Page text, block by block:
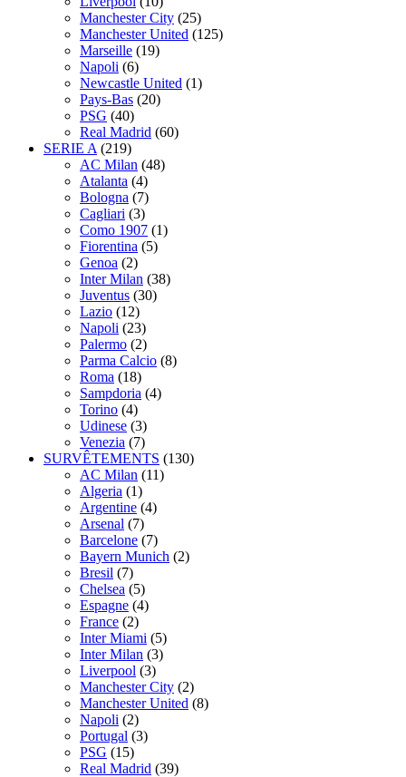
Manchester City (25)
Manchester United (125)
Marseille (19)
Napoli (6)
Newcastle United (1)
Pays-Bas (20)
PSG (40)
Real Madrid (60)
SERIE A (219)
AC Milan (48)
Atalanta (4)
Bologna (7)
Cagliari (3)
Como 1907 (1)
Fiorentina (5)
Genoa (2)
Inter Milan (38)
Juventus (30)
Lazio (12)
Napoli (23)
Palermo (2)
Parma Calcio (8)
Roma (18)
Sampdoria (4)
Torino (4)
Udinese (3)
Venezia (7)
SURVÊTEMENTS (130)
AC Milan (11)
Algeria (1)
Argentine (4)
Arsenal (7)
Barcelone (7)
Bayern Munich (2)
Bresil (7)
Chelsea (5)
Espagne (4)
France (2)
Inter Miami (5)
Inter Milan (3)
Liverpool (3)
Manchester City (2)
Manchester United (8)
Napoli (2)
Portugal (3)
PSG (15)
Real Madrid (39)